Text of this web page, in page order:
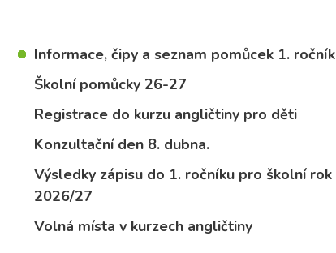
Informace, čipy a seznam pomůcek 1. ročník
Školní pomůcky 26-27
Registrace do kurzu angličtiny pro děti
Konzultační den 8. dubna.
Výsledky zápisu do 1. ročníku pro školní rok
2026/27
Volná místa v kurzech angličtiny